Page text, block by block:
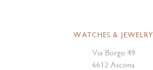
WATCHES & JEWELRY
Via Borgo 49
6612 Ascona